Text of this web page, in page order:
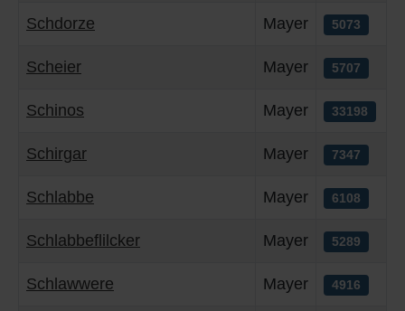
Schdorze Mayer 5073
Scheier Mayer 5707
Schinos Mayer 33198
Schirgar Mayer 7347
Schlabbe Mayer 6108
Schlabbeflilcker Mayer 5289
Schlawwere Mayer 4916